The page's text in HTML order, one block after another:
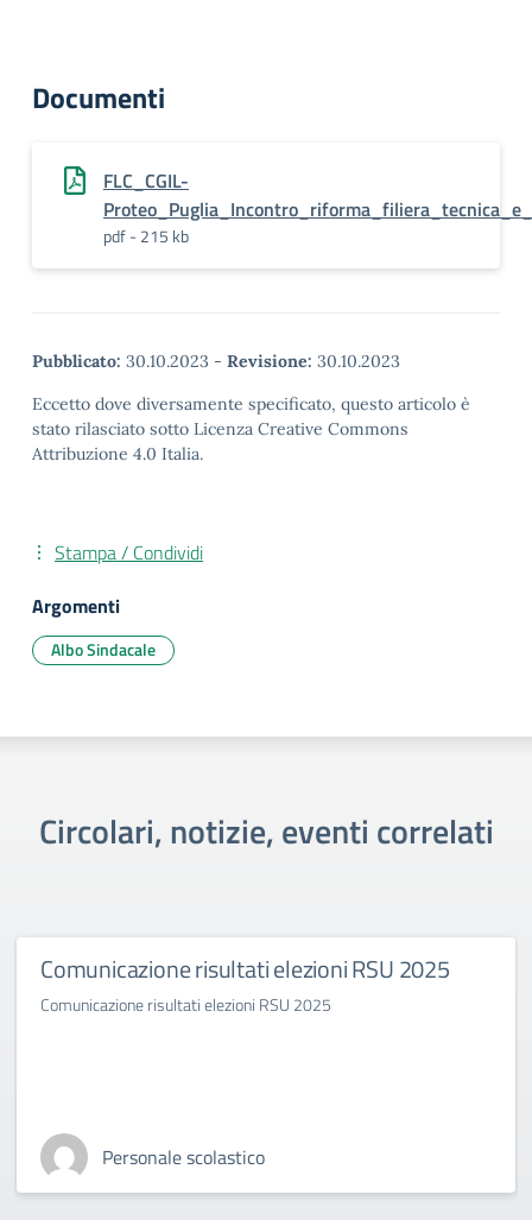
Documenti
FLC_CGIL-
pdf - 215 kb
Pubblicato: 30.10.2023 - Revisione: 30.10.2023
Eccetto dove diversamente specificato, questo articolo è
stato rilasciato sotto Licenza Creative Commons
Attribuzione 4.0 Italia.
Stampa / Condividi
Argomenti
Albo Sindacale
Circolari, notizie, eventi correlati
Comunicazione risultati elezioni RSU 2025
Comunicazione risultati elezioni RSU 2025
Personale scolastico